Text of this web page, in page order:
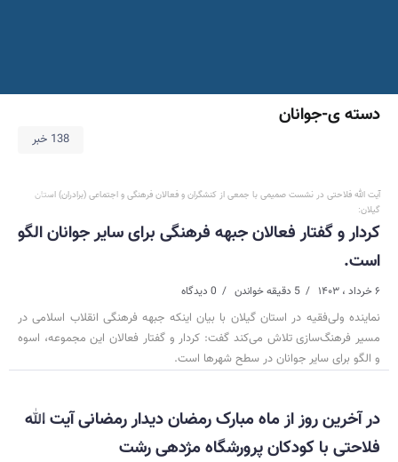
دسته ی-جوانان
138 خبر
آیت الله فلاحتی در نشست صمیمی با جمعی از کنشگران و فعالان فرهنگی و اجتماعی (برادران) استان
گیلان:
کردار و گفتار فعالان جبهه فرهنگی برای سایر جوانان الگو
است.
۶ خرداد ، ۱۴۰۳ 5 دقیقه خواندن 0 دیدگاه
نماینده ولی‌فقیه در استان گیلان با بیان اینکه جبهه فرهنگی انقلاب اسلامی در
مسیر فرهنگ‌سازی تلاش می‌کند گفت: کردار و گفتار فعالان این مجموعه، اسوه
و الگو برای سایر جوانان در سطح شهرها است.
در آخرین روز از ماه مبارک رمضان دیدار رمضانی آیت الله
فلاحتی با کودکان پرورشگاه مژدهی رشت‌